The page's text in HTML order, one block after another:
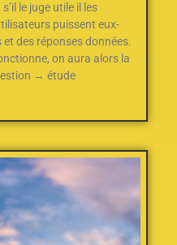
le juge utile il les
puissent eux-
des réponses données.
on aura alors la
→ étude